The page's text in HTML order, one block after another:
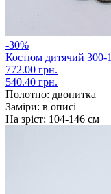
-30%
Костюм дитячий 300-
772.00 грн.
540.40 грн.
Полотно: двонитка
Заміри: в описі
На зріст: 104-146 см